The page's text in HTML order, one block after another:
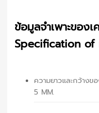
ข้อมูลจำเพาะของ
Specification of
ความยาวและ
5 MM.